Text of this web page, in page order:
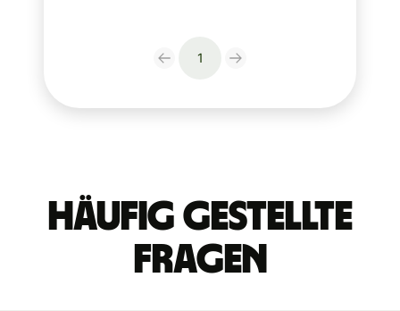
1
Häufig gestellte
Fragen